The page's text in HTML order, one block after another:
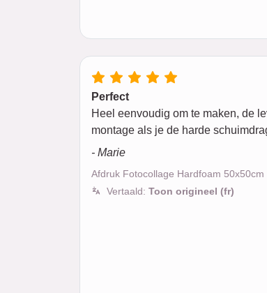
Perfect
Heel eenvoudig om te maken, de
montage als je de harde
- Marie
Afdruk Fotocollage Hardfoam 50x50cm
Vertaald: Toon origineel (fr)